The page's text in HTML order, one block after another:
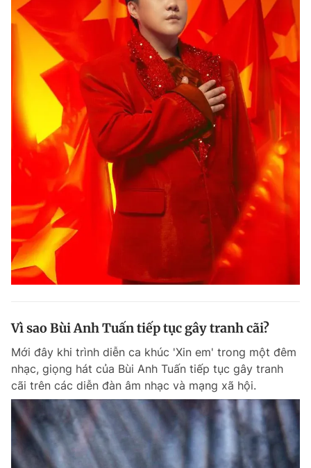
Vì sao Bùi Anh Tuấn tiếp tục gây tranh cãi?
Mới đây khi trình diễn ca khúc 'Xin em' trong một đêm
nhạc, giọng hát của Bùi Anh Tuấn tiếp tục gây tranh
cãi trên các diễn đàn âm nhạc và mạng xã hội.